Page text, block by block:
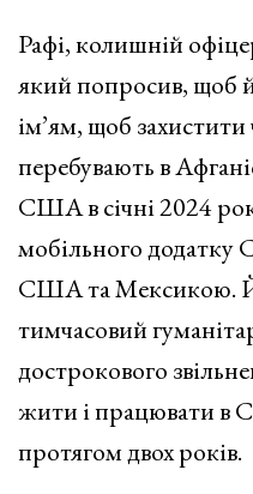
Рафі, колишній
який попросив, щоб
ім’ям, щоб захистити
перебувають в
США в січні 2024
мобільного додатку
США та Мексикою.
тимчасовий
дострокового
жити і працювати в
протягом двох років.